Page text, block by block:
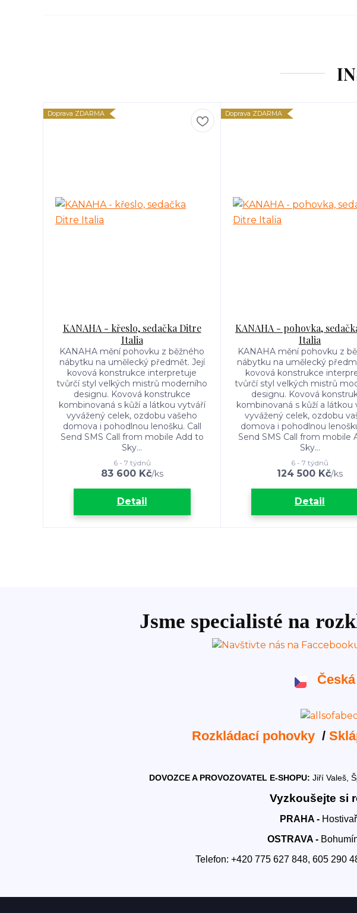
Doprava ZDARMA
KANAHA - křeslo, sedačka Ditre
Italia
KANAHA mění pohovku z běžného
nábytku na umělecký předmět. Její
kovová konstrukce interpretuje
tvůrčí styl velkých mistrů moderního
designu. Kovová konstrukce
kombinovaná s kůží a látkou vytváří
vyvážený celek, ozdobu vašeho
domova i pohodlnou lenošku. Call
Send SMS Call from mobile Add to
Sky...
83 600 Kč/ks
6 - 7 týdnů
Detail
Doprava ZDARMA
KANAHA - pohovka,
Italia
KANAHA mění pohovku z
nábytku na umělecký
kovová konstrukce
tvůrčí styl velkých mistrů
designu. Kovová
kombinovaná s kůží a látkou
vyvážený celek, ozdobu
domova i pohodlnou
Send SMS Call from mobile
Sky...
124 500 Kč/ks
6 - 7 týdnů
Detail
Jsme specialisté na
Rozkládací pohovky /
DOVOZCE A PROVOZOVATEL E-SHOPU: Jiří Valeš,
Vyzkoušejte si
PRAHA -
OSTRAVA -
Telefon: +420 775 627 848, 605 290